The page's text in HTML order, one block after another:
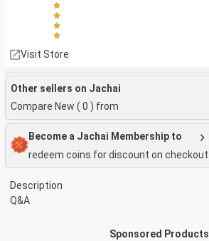
Visit Store
Other sellers on Jachai
Compare New ( 0 ) from
Become a Jachai Membership to
redeem coins for discount on checkout
Description
Q&A
Sponsored Products